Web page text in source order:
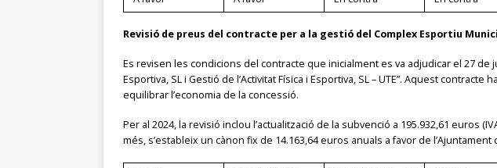
Revisió de preus del contracte per a la gestió del Complex Esportiu
Es revisen les condicions del contracte que inicialment es va adjudicar el 27
Esportiva, SL i Gestió de l’Activitat Física i Esportiva, SL – UTE”. Aquest
equilibrar l’economia de la concessió.
Per al 2024, la revisió inclou l’actualització de la subvenció a 195.932,61
més, s’estableix un cànon fix de 14.163,64 euros anuals a favor de l’Ajuntament